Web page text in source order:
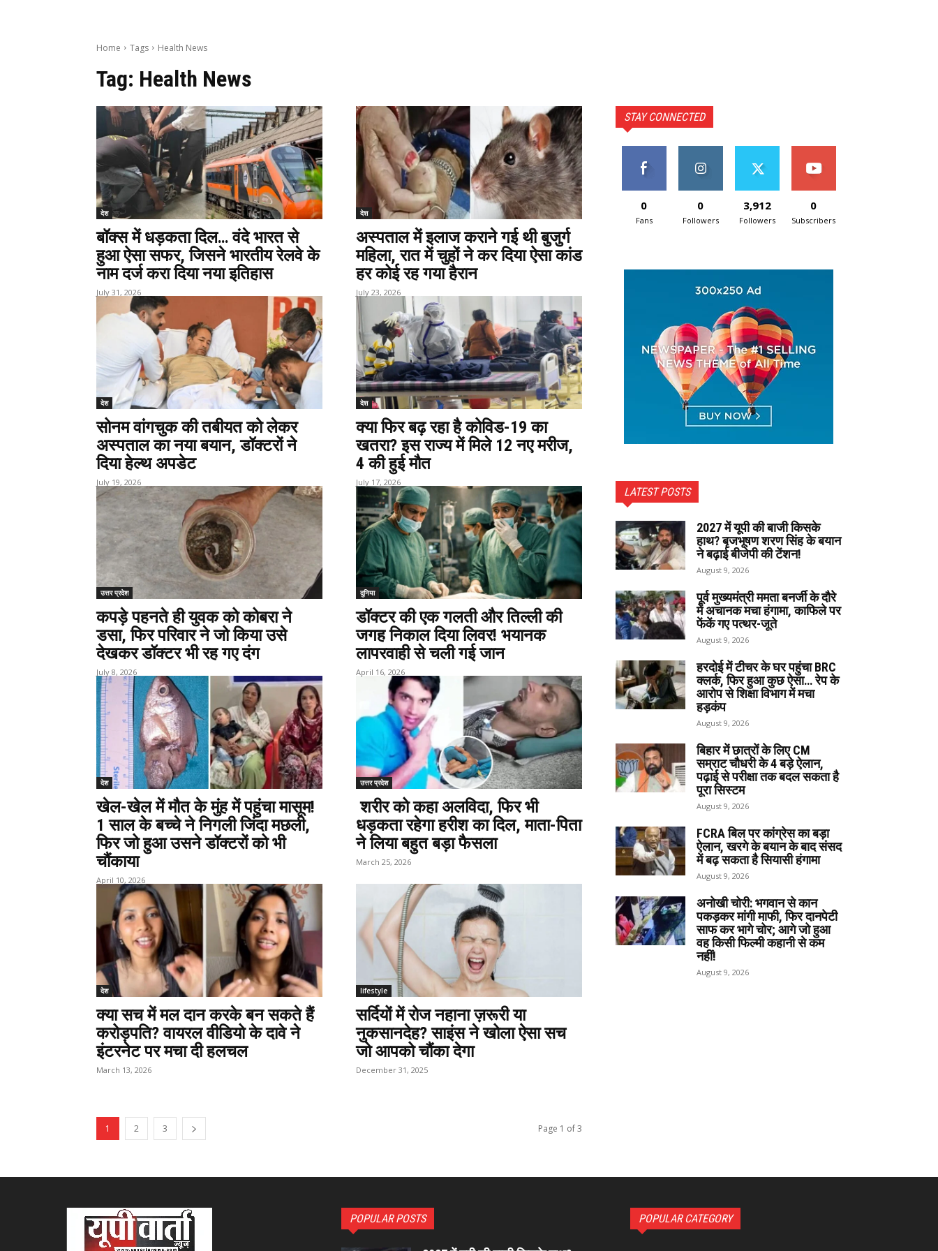
Home Tags Health News
Tag: Health News
देश
बॉक्स में धड़कता दिल… वंदे भारत से
हुआ ऐसा सफर, जिसने भारतीय रेलवे के
नाम दर्ज करा दिया नया इतिहास
July 31, 2026
देश
अस्पताल में इलाज कराने गई थी बुजुर्ग
महिला, रात में चुहों ने कर दिया ऐसा कांड
हर कोई रह गया हैरान
July 23, 2026
देश
सोनम वांगचुक की तबीयत को लेकर
अस्पताल का नया बयान, डॉक्टरों ने
दिया हेल्थ अपडेट
July 19, 2026
देश
क्या फिर बढ़ रहा है कोविड-19 का
खतरा? इस राज्य में मिले 12 नए मरीज,
4 की हुई मौत
July 17, 2026
उत्तर प्रदेश
कपड़े पहनते ही युवक को कोबरा ने
डसा, फिर परिवार ने जो किया उसे
देखकर डॉक्टर भी रह गए दंग
July 8, 2026
दुनिया
डॉक्टर की एक गलती और तिल्ली की
जगह निकाल दिया लिवर! भयानक
लापरवाही से चली गई जान
April 16, 2026
देश
खेल-खेल में मौत के मुंह में पहुंचा मासूम!
1 साल के बच्चे ने निगली जिंदा मछली,
फिर जो हुआ उसने डॉक्टरों को भी
चौंकाया
April 10, 2026
उत्तर प्रदेश
शरीर को कहा अलविदा, फिर भी
धड़कता रहेगा हरीश का दिल, माता-पिता
ने लिया बहुत बड़ा फैसला
March 25, 2026
देश
क्या सच में मल दान करके बन सकते हैं
करोड़पति? वायरल वीडियो के दावे ने
इंटरनेट पर मचा दी हलचल
March 13, 2026
lifestyle
सर्दियों में रोज नहाना ज़रूरी या
नुकसानदेह? साइंस ने खोला ऐसा सच
जो आपको चौंका देगा
December 31, 2025
1 2 3 Page 1 of 3
STAY CONNECTED
0
Fans
0
Followers
3,912
Followers
0
Subscribers
LATEST POSTS
2027 में यूपी की बाजी किसके
हाथ? बृजभूषण शरण सिंह के बयान
ने बढ़ाई बीजेपी की टेंशन!
August 9, 2026
पूर्व मुख्यमंत्री ममता बनर्जी के दौरे
में अचानक मचा हंगामा, काफिले पर
फेंकें गए पत्थर-जूते
August 9, 2026
हरदोई में टीचर के घर पहुंचा BRC
क्लर्क, फिर हुआ कुछ ऐसा… रेप के
आरोप से शिक्षा विभाग में मचा
हड़कंप
August 9, 2026
बिहार में छात्रों के लिए CM
सम्राट चौधरी के 4 बड़े ऐलान,
पढ़ाई से परीक्षा तक बदल सकता है
पूरा सिस्टम
August 9, 2026
FCRA बिल पर कांग्रेस का बड़ा
ऐलान, खरगे के बयान के बाद संसद
में बढ़ सकता है सियासी हंगामा
August 9, 2026
अनोखी चोरी: भगवान से कान
पकड़कर मांगी माफी, फिर दानपेटी
साफ कर भागे चोर; आगे जो हुआ
वह किसी फिल्मी कहानी से कम
नहीं!
August 9, 2026
POPULAR POSTS POPULAR CATEGORY